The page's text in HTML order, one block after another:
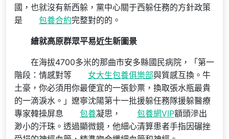
國，也就沒有新西躲，黨中心關于西躲任務的方針政策
是
包養合約完整對的的。
繪就高原群眾平易近生新圖景
在海拔4700多米的那曲市安多縣國民病院，「第一
階段：情感對等
女大生包養俱樂部與質感互換。牛
土豪，你必須用你最便宜的一張鈔票，換取張水瓶最貴
的一滴淚水。」遼寧沈陽第十一批援躲任務隊援躲醫療
專家韓操屏息
包養凝思， 包養網VIP額頭滲出
渺小的汗珠。透過顯微鏡，他細心清算患者手指因碾挫